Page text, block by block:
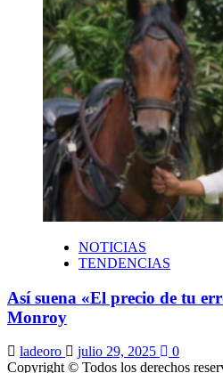
NOTICIAS
TENDENCIAS
Así suena «El precio de tu
Monroy
ladeoro julio 29, 2025
0
Copyright © Todos los derechos